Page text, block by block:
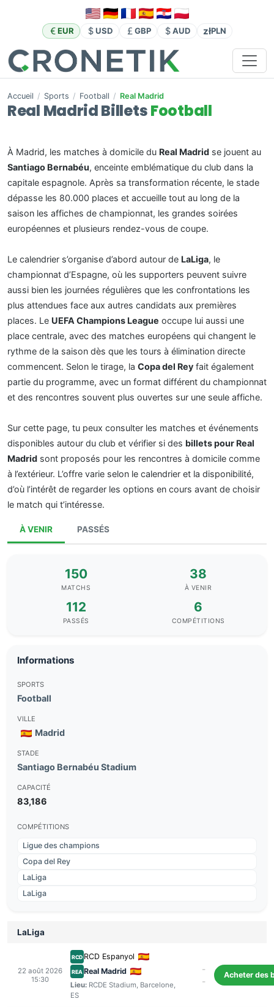
EUR USD GBP AUD złPLN
Accueil / Sports / Football / Real Madrid
Real Madrid BilletsFootball
À Madrid, les matches à domicile du Real Madrid se jouent au
Santiago Bernabéu, enceinte emblématique du club dans la
capitale espagnole. Après sa transformation récente, le stade
dépasse les 80.000 places et accueille tout au long de la
saison les affiches de championnat, les grandes soirées
européennes et plusieurs rendez-vous de coupe.
Le calendrier s’organise d’abord autour de LaLiga, le
championnat d’Espagne, où les supporters peuvent suivre
aussi bien les journées régulières que les confrontations les
plus attendues face aux autres candidats aux premières
places. Le UEFA Champions League occupe lui aussi une
place centrale, avec des matches européens qui changent le
rythme de la saison dès que les tours à élimination directe
commencent. Selon le tirage, la Copa del Rey fait également
partie du programme, avec un format différent du championnat
et des rencontres souvent plus ouvertes sur une seule affiche.
Sur cette page, tu peux consulter les matches et événements
disponibles autour du club et vérifier si des billets pour Real
Madrid sont proposés pour les rencontres à domicile comme
à l’extérieur. L’offre varie selon le calendrier et la disponibilité,
d’où l’intérêt de regarder les options en cours avant de choisir
le match qui t’intéresse.
À VENIR PASSÉS
150
MATCHS
38
À VENIR
112
PASSÉS
6
COMPÉTITIONS
Informations
SPORTS
Football
VILLE
Madrid
STADE
Santiago Bernabéu Stadium
CAPACITÉ
83,186
COMPÉTITIONS
Ligue des champions
Copa del Rey
LaLiga
LaLiga
LaLiga
22 août 2026
15:30
RCD RCD Espanyol
REA Real Madrid
Lieu: RCDE Stadium, Barcelone,
ES
-
-
Acheter des